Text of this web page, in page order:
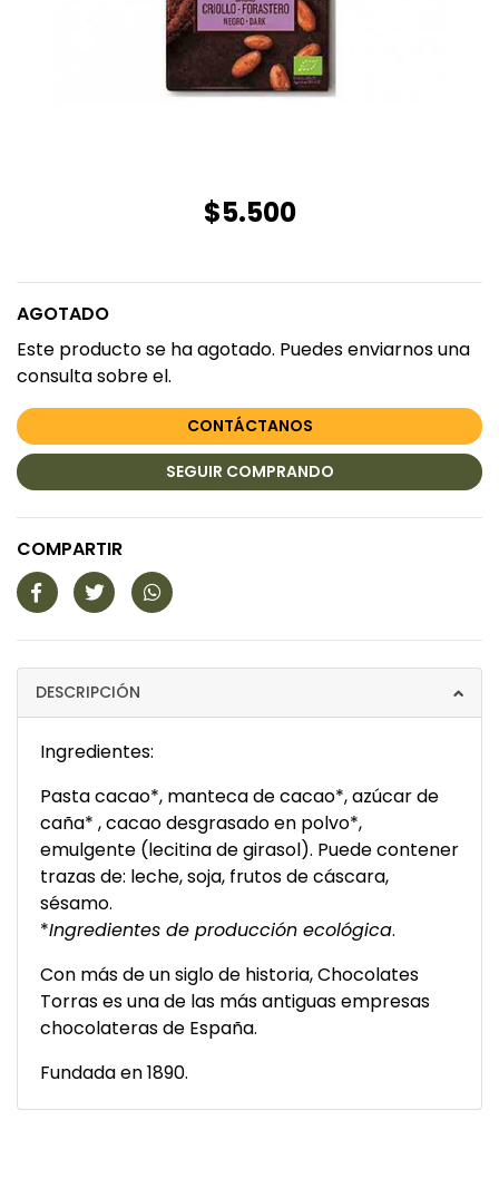
$5.500
AGOTADO
Este producto se ha agotado. Puedes enviarnos una
consulta sobre el.
CONTÁCTANOS
SEGUIR COMPRANDO
COMPARTIR
DESCRIPCIÓN
Ingredientes:
Pasta cacao*, manteca de cacao*, azúcar de
caña* , cacao desgrasado en polvo*,
emulgente (lecitina de girasol). Puede contener
trazas de: leche, soja, frutos de cáscara,
sésamo.
*Ingredientes de producción ecológica.
Con más de un siglo de historia, Chocolates
Torras es una de las más antiguas empresas
chocolateras de España.
Fundada en 1890.